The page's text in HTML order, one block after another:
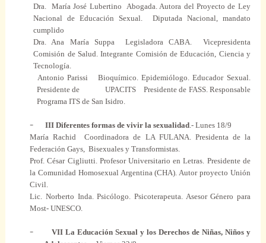
Dra.
María José Lubertino Abogada.Autora del Proyecto de Ley
Nacional de Educación Sexual. Diputada Nacional, mandato
cumplido
Dra.Ana María Suppa LegisladoraCABA.
Vicepresidenta
Comisión de Salud.Integrante Comisión de Educación, Ciencia y
Tecnología.
Antonio Parissi
Bioquímico. Epidemiólogo.Educador Sexual.
Presidente de UPACITS Presidente de FASS. Responsable
Programa ITS de San Isidro.
– IIIDiferentes formas de vivir la sexualidad.- Lunes 18/9
María Rachid
Coordinadora de LA FULANA. Presidenta de la
FederaciónGays, Bisexuales yTransformistas.
Prof. César Cigliutti. Profesor Universitario enLetras. Presidentede
la Comunidad Homosexual Argentina (CHA).Autorproyecto Unión
Civil.
Lic. Norberto Inda.Psicólogo. Psicoterapeuta. Asesor Género para
Most- UNESCO.
– VII La Educación Sexualy los Derechos de Niñas, Niños y